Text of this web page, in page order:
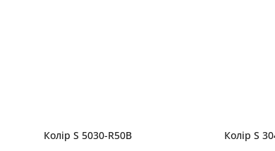
Колір S 5030-R50B Колір S